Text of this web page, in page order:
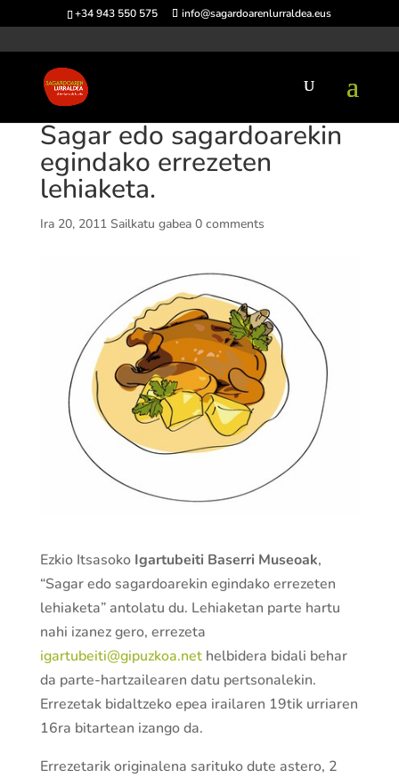
+34 943 550 575 info@sagardoarenlurraldea.eus
Sagar edo sagardoarekin
egindako errezeten
lehiaketa.
Ira 20, 2011 Sailkatu gabea 0 comments
Ezkio Itsasoko Igartubeiti Baserri Museoak,
“Sagar edo sagardoarekin egindako errezeten
lehiaketa” antolatu du. Lehiaketan parte hartu
nahi izanez gero, errezeta
igartubeiti@gipuzkoa.nethelbidera bidali behar
da parte-hartzailearen datu pertsonalekin.
Errezetak bidaltzeko epea irailaren 19tik urriaren
16ra bitartean izango da.
Errezetarik originalena sarituko dute astero, 2